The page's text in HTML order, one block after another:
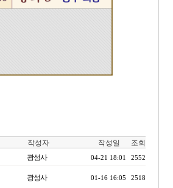
작성자 작성일 조회
광성사 04-21 18:01 2552
광성사 01-16 16:05 2518